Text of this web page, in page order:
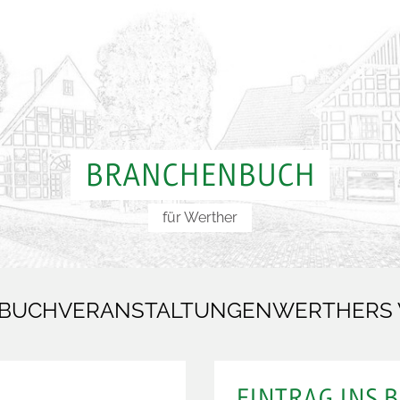
BRANCHENBUCH
für Werther
VERANSTALTUNGENWERTHERS